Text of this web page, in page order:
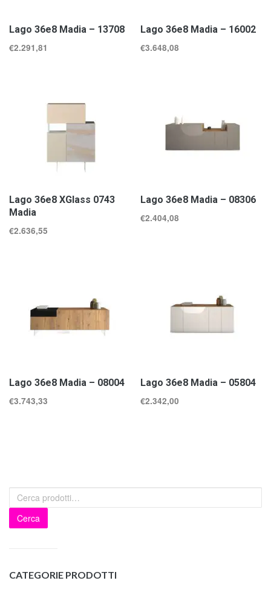
Lago 36e8 Madia – 13708
€2.291,81
Lago 36e8 Madia – 16002
€3.648,08
Lago 36e8 XGlass 0743
Madia
€2.636,55
Lago 36e8 Madia – 08306
€2.404,08
Lago 36e8 Madia – 08004
€3.743,33
Lago 36e8 Madia – 05804
€2.342,00
Cerca
CATEGORIE PRODOTTI